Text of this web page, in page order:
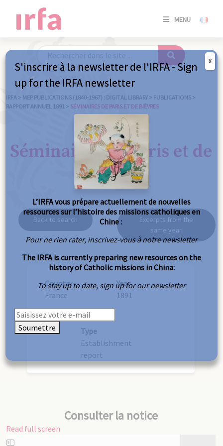
MENU
SE
/
IRFA > MEP PUBLICATIONS (1840-1967) : DIGITAL LIBRARY > PUBLICATIONS >
RAPPORT ANNUEL 1891 > SÉMINAIRES DE PARIS ET DE BIÈVRES
Séminaires de Paris et de
Bièvres
Back to search
Excerpts from the
same year
Country
France
Year
1891
Type
Establishment
report
Consulter la notice
Read full screen
Skip
S'inscrire à la newsletter de l'IRFA - Sign
up for the IRFA newsletter
L’IRFA vous prépare actuellement de nouvelles
ressources sur l’histoire des missions catholiques en
Chine :
Pour ne rien rater, inscrivez-vous à notre newsletter
The IRFA is currently preparing new resources on the
history of Catholic missions in China:
To stay up to date, sign up for our newsletter
Soumettre
X